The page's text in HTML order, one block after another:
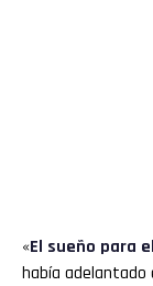
«El sueño para
había adelantado